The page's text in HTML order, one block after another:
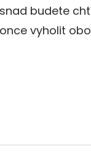
budete
vyholit